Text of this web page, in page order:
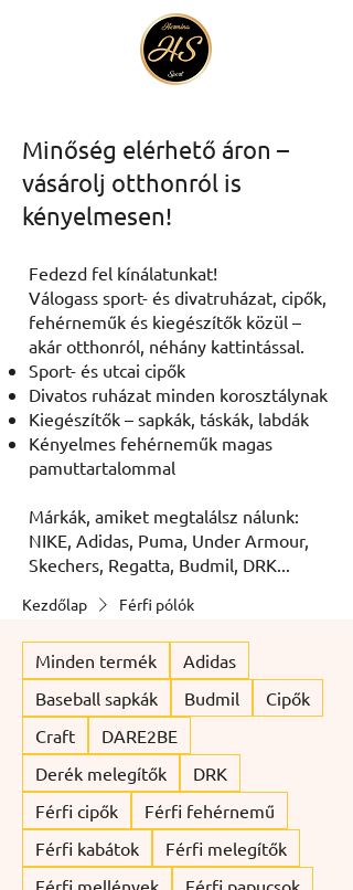
Minőség elérhető áron –
vásárolj otthonról is
kényelmesen!
Fedezd fel kínálatunkat!
Válogass sport- és divatruházat, cipők,
fehérneműk és kiegészítők közül –
akár otthonról, néhány kattintással.
Sport- és utcai cipők
Divatos ruházat minden korosztálynak
Kiegészítők – sapkák, táskák, labdák
Kényelmes fehérneműk magas
pamuttartalommal
Márkák, amiket megtalálsz nálunk:
NIKE, Adidas, Puma, Under Armour,
Skechers, Regatta, Budmil, DRK...
Kezdőlap Férfi pólók
Minden termék
Adidas
Baseball sapkák
Budmil
Cipők
Craft
DARE2BE
Derék melegítők
DRK
Férfi cipők
Férfi fehérnemű
Férfi kabátok
Férfi melegítők
Férfi mellények
Férfi papucsok